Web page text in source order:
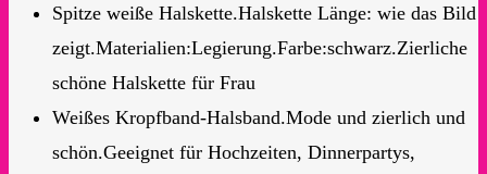
Spitze weiße Halskette.Halskette Länge: wie das Bild
zeigt.Materialien:Legierung.Farbe:schwarz.Zierliche
schöne Halskette für Frau
Weißes Kropfband-Halsband.Mode und zierlich und
schön.Geeignet für Hochzeiten, Dinnerpartys,